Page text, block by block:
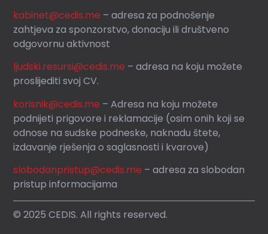
kabinet@cedis.me –adresa za podnošenje
zahtjeva za sponzorstvo, donaciju ili društveno
odgovornu aktivnost
ljudski.resursi@cedis.me – adresa na koju možete
proslijediti svoj CV.
korisnik@cedis.me – Adresa na koju možete
podnijeti prigovore i reklamacije (osim onih koji se
odnose na sudske podneske, naknadu štete,
izdavanje rješenja o saglasnosti i kvarove)
slobodanpristup@cedis.me – adresa za slobodan
pristup informacijama
© 2025 CEDIS. All rights reserved.